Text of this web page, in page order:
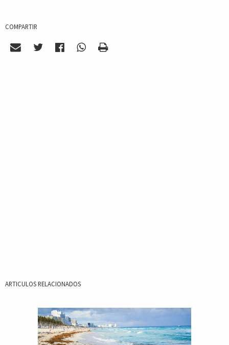
COMPARTIR
ARTICULOS RELACIONADOS